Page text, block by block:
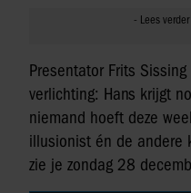
Presentator Frits
verlichting: Hans krijgt
niemand hoeft deze
illusionist én de andere
zie je zondag 28